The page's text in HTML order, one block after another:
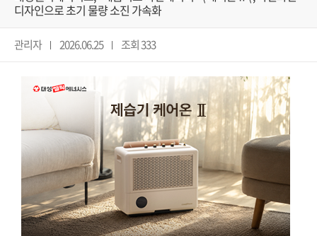
디자인으로 초기 물량 소진 가속화
관리자 2026.06.25 조회 333